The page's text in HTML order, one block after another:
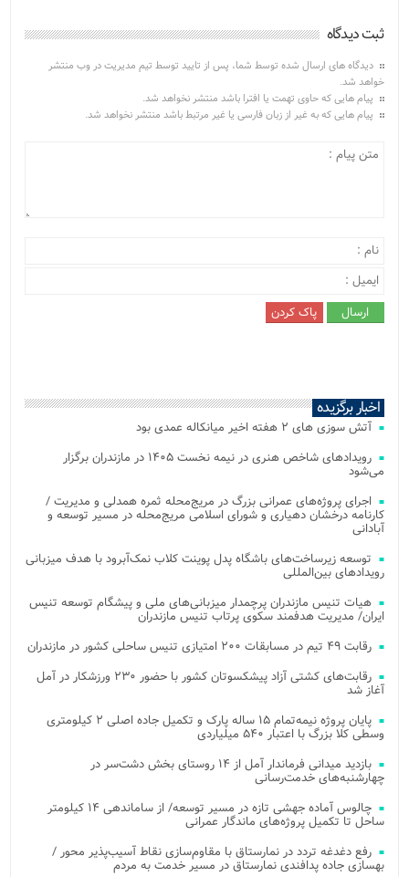
ثبت دیدگاه
دیدگاه های ارسال شده توسط شما، پس از تایید توسط تیم مدیریت در وب منتشر
خواهد شد.
پیام هایی که حاوی تهمت یا افترا باشد منتشر نخواهد شد.
پیام هایی که به غیر از زبان فارسی یا غیر مرتبط باشد منتشر نخواهد شد.
اخبار برگزیده
آتش‌ سوزی‌ های ۲ هفته اخیر میانکاله عمدی بود
رویدادهای شاخص هنری در نیمه نخست ۱۴۰۵ در مازندران برگزار
می‌شود
اجرای پروژه‌های عمرانی بزرگ در مریج‌محله ثمره همدلی و مدیریت /
کارنامه درخشان دهیاری و شورای اسلامی مریج‌محله در مسیر توسعه و
آبادانی
توسعه زیرساخت‌های باشگاه پدل پوینت کلاب نمک‌آبرود با هدف میزبانی
رویدادهای بین‌المللی
هیات تنیس مازندران پرچمدار میزبانی‌های ملی و پیشگام توسعه تنیس
ایران/ مدیریت هدفمند سکوی پرتاب تنیس مازندران
رقابت ۴۹ تیم در مسابقات ۲۰۰ امتیازی تنیس ساحلی کشور در مازندران
رقابت‌های کشتی آزاد پیشکسوتان کشور با حضور ۲۳۰ ورزشکار در آمل
آغاز شد
پایان پروژه نیمه‌تمام ۱۵ ساله پارک و تکمیل جاده اصلی ۲ کیلومتری
وسطی کلا بزرگ با اعتبار ۵۴۰ میلیاردی
بازدید میدانی فرماندار آمل از ۱۴ روستای بخش دشت‌سر در
چهارشنبه‌های خدمت‌رسانی
چالوس آماده جهشی تازه در مسیر توسعه/ از ساماندهی ۱۴ کیلومتر
ساحل تا تکمیل پروژه‌های ماندگار عمرانی
رفع دغدغه تردد در نمارستاق با مقاوم‌سازی نقاط آسیب‌پذیر محور /
بهسازی جاده پدافندی نمارستاق در مسیر خدمت به مردم